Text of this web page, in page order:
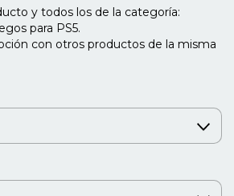
y todos los de la categoría:
para PS5.
con otros productos de la misma